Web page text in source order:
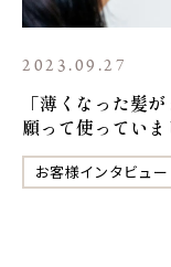
2023.09.27
「薄くなった髪
願って使ってい
お客様インタビュー